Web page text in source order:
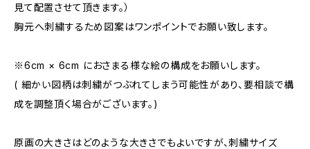
見て配置させて頂きます。）
胸元へ刺繍するため図案はワンポイントでお願い致します。
※6cm × 6cm におさまる様な絵の構成をお願いします。
( 細かい図柄は刺繍がつぶれてしまう可能性があり、要相談で構
成を調整頂く場合がございます。)
原画の大きさはどのような大きさでもよいですが、刺繍サイズ